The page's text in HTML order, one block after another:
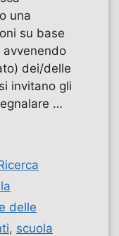
una
su base
avvenendo
dei/delle
invitano gli
…
delle
, scuola